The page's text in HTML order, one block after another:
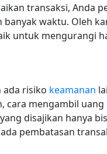
transaksi, Anda
waktu. Oleh
untuk mengurangi
ada risiko keamanan
mengambil
disajikan hanya
pembatasan